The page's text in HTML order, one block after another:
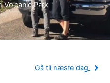
Volcanic Park
Gå til næste dag